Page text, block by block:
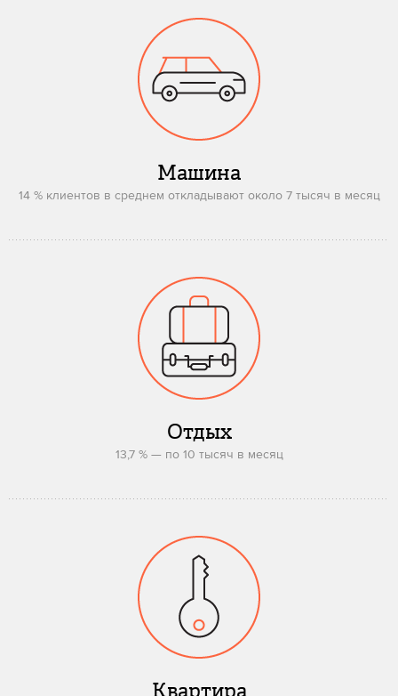
Машина
14 % клиентов в среднем откладывают около 7 тысяч в месяц
Отдых
13,7 % — по 10 тысяч в месяц